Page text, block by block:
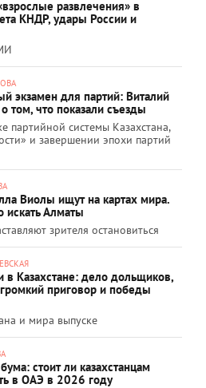
развлечения» в
КНДР, удары России и
экзамен для партий: Виталий
том, что показали съезды
партийной системы Казахстана,
и завершении эпохи партий
Виолы ищут на картах мира.
искать Алматы
зрителя остановиться
в Казахстане: дело дольщиков,
приговор и победы
и мира выпуске
стоит ли казахстанцам
в ОАЭ в 2026 году